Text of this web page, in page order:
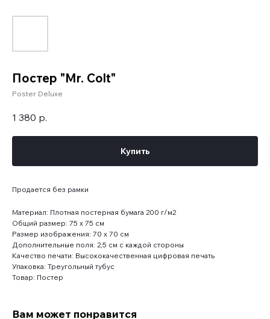
Постер "Mr. Colt"
Poster Deluxe
1 380 р.
Купить
Продается без рамки
Материал: Плотная постерная бумага 200 г/м2
Общий размер: 75 x 75 см
Размер изображения: 70 x 70 см
Дополнительные поля: 2,5 см с каждой стороны
Качество печати: Высококачественная цифровая печать
Упаковка: Треугольный тубус
Товар: Постер
Вам может понравится